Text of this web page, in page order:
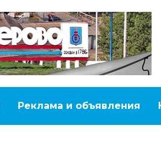
Реклама и объявления